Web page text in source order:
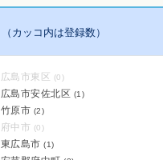
（カッコ内は登録数）
広島市東区 (0)
広島市安佐北区 (1)
竹原市 (2)
府中市 (0)
東広島市 (1)